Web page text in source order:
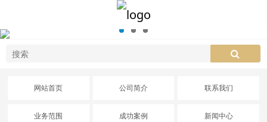
网站首页 公司简介 联系我们
业务范围 成功案例 新闻中心